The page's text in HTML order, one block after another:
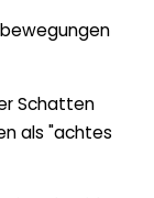
Schatten
als "achtes